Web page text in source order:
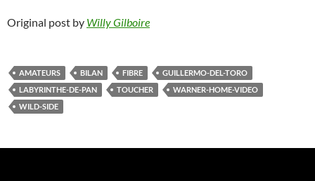
Original post by Willy Gilboire
AMATEURS BILAN FIBRE
GUILLERMO-DEL-TORO
LABYRINTHE-DE-PAN
TOUCHER
WARNER-HOME-VIDEO
WILD-SIDE